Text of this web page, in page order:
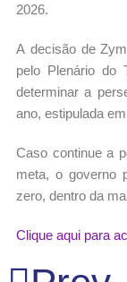
2026.
A decisão de
pelo Plenário do
determinar a
ano, estipulada
Caso continue a
meta, o governo
zero, dentro da
Clique aqui para